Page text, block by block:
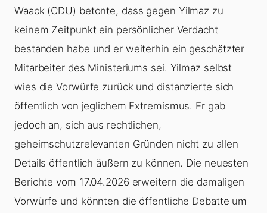
Waack (CDU) betonte, dass gegen Yilmaz zu
keinem Zeitpunkt ein persönlicher Verdacht
bestanden habe und er weiterhin ein geschätzter
Mitarbeiter des Ministeriums sei. Yilmaz selbst
wies die Vorwürfe zurück und distanzierte sich
öffentlich von jeglichem Extremismus. Er gab
jedoch an, sich aus rechtlichen,
geheimschutzrelevanten Gründen nicht zu allen
Details öffentlich äußern zu können. Die neuesten
Berichte vom 17.04.2026 erweitern die damaligen
Vorwürfe und könnten die öffentliche Debatte um